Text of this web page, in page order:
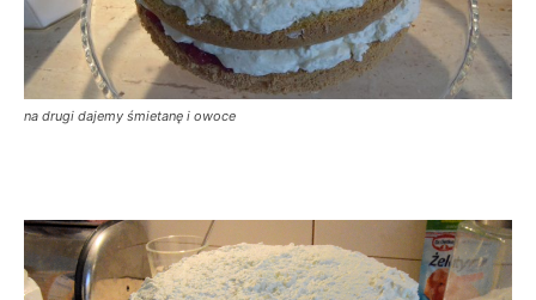
na drugi dajemy śmietanę i owoce